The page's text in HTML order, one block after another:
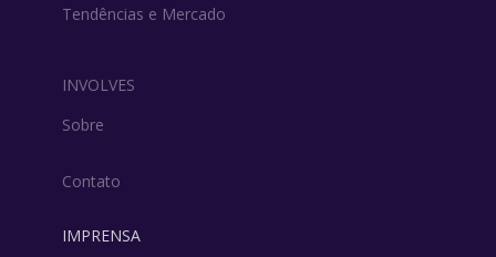
Tendências e Mercado
INVOLVES
Sobre
Contato
IMPRENSA